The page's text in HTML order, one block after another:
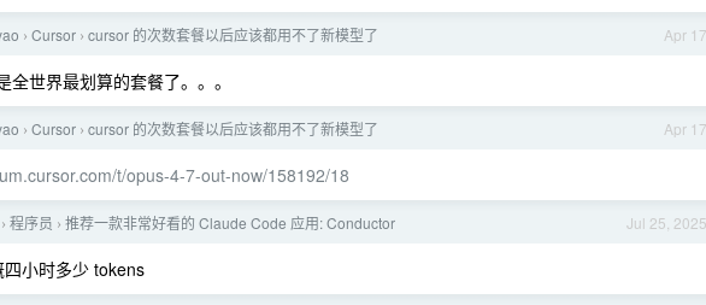
Apr 17
› Cursor › cursor 的次数套餐以后应该都用不了新模型了
全世界最划算的套餐了。。。
Apr 17
› Cursor › cursor 的次数套餐以后应该都用不了新模型了
t/opus-4-7-out-now/158192/18
Jul 25, 2025
› 程序员 › 推荐一款非常好看的 Claude Code 应用: Conductor
小时多少 tokens